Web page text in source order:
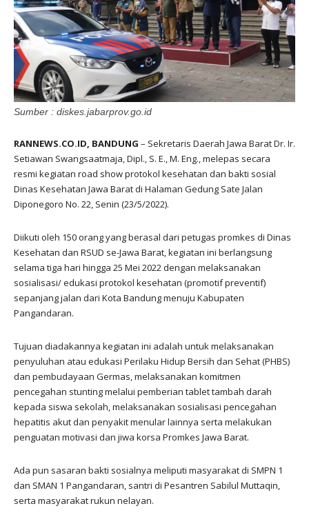
Sumber : diskes.jabarprov.go.id
RANNEWS.CO.ID, BANDUNG – Sekretaris Daerah Jawa Barat Dr. Ir.
Setiawan Swangsaatmaja, Dipl., S. E., M. Eng., melepas secara
resmi kegiatan road show protokol kesehatan dan bakti sosial
Dinas Kesehatan Jawa Barat di Halaman Gedung Sate Jalan
Diponegoro No. 22, Senin (23/5/2022).
Diikuti oleh 150 orang yang berasal dari petugas promkes di Dinas
Kesehatan dan RSUD se-Jawa Barat, kegiatan ini berlangsung
selama tiga hari hingga 25 Mei 2022 dengan melaksanakan
sosialisasi/ edukasi protokol kesehatan (promotif preventif)
sepanjang jalan dari Kota Bandung menuju Kabupaten
Pangandaran.
Tujuan diadakannya kegiatan ini adalah untuk melaksanakan
penyuluhan atau edukasi Perilaku Hidup Bersih dan Sehat (PHBS)
dan pembudayaan Germas, melaksanakan komitmen
pencegahan stunting melalui pemberian tablet tambah darah
kepada siswa sekolah, melaksanakan sosialisasi pencegahan
hepatitis akut dan penyakit menular lainnya serta melakukan
penguatan motivasi dan jiwa korsa Promkes Jawa Barat.
Ada pun sasaran bakti sosialnya meliputi masyarakat di SMPN 1
dan SMAN 1 Pangandaran, santri di Pesantren Sabilul Muttaqin,
serta masyarakat rukun nelayan.